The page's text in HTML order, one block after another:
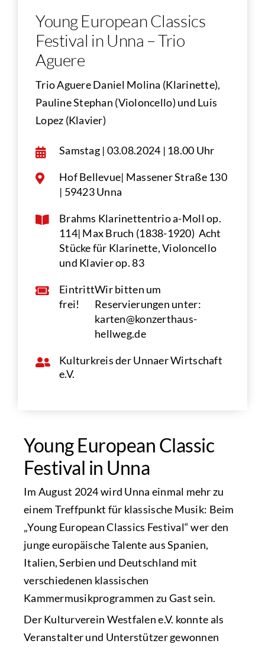
Young European Classics
Festival in Unna – Trio
Aguere
Trio Aguere Daniel Molina (Klarinette),
Pauline Stephan (Violoncello) und Luis
Lopez (Klavier)
Samstag | 03.08.2024 | 18.00 Uhr
Hof Bellevue| Massener Straße 130
| 59423 Unna
Brahms Klarinettentrio a-Moll op.
114| Max Bruch (1838-1920) Acht
Stücke für Klarinette, Violoncello
und Klavier op. 83
Eintritt
frei!
Wir bitten um
Reservierungen unter:
karten@konzerthaus-
hellweg.de
Kulturkreis der Unnaer Wirtschaft
e.V.
Young European Classic
Festival in Unna
Im August 2024 wird Unna einmal mehr zu
einem Treffpunkt für klassische Musik: Beim
„Young European Classics Festival“ wer den
junge europäische Talente aus Spanien,
Italien, Serbien und Deutschland mit
verschiedenen klassischen
Kammermusikprogrammen zu Gast sein.
Der Kulturverein Westfalen e.V. konnte als
Veranstalter und Unterstützer gewonnen